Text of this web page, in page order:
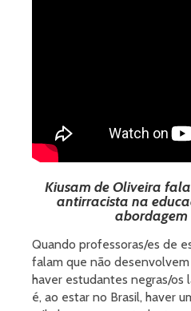
Kiusam de Oliveira
antirracista na
Quando professoras/es de
falam que não
haver estudantes negras/os
é, ao estar no Brasil, haver